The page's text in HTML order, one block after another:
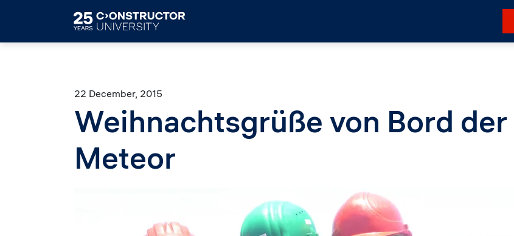
22 December, 2015
Weihnachtsgrüße von Bord der
Meteor